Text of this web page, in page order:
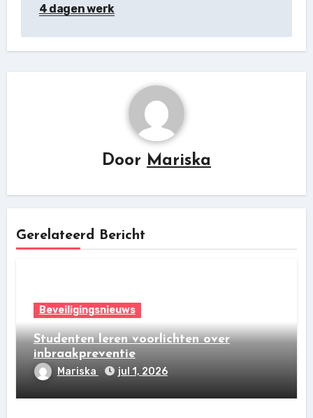
4 dagen werk
Door Mariska
Gerelateerd Bericht
Beveiligingsnieuws
Studenten leren voorlichten over
inbraakpreventie
Mariska jul 1, 2026